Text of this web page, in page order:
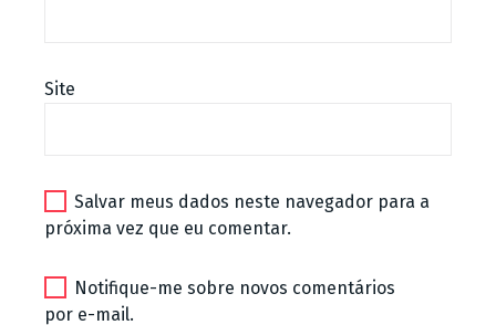
Site
Salvar meus dados neste navegador para a
próxima vez que eu comentar.
Notifique-me sobre novos comentários
por e-mail.